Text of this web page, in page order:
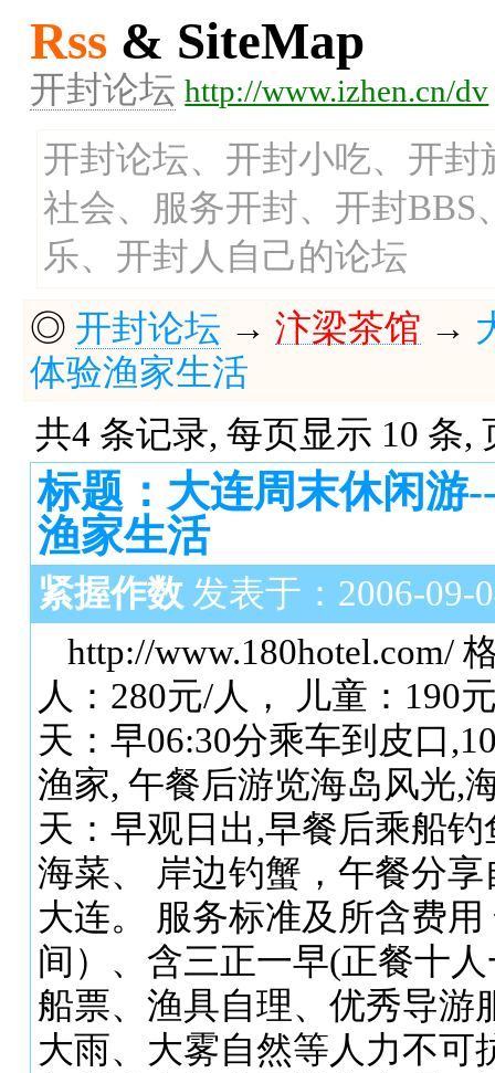
Rss & SiteMap
开封论坛 http://www.izhen.cn/dv
开封论坛、开封小吃、开
社会、服务开封、开封
乐、开封人自己的论坛
◎ 开封论坛 →汴梁茶馆 →
体验渔家生活
共4 条记录, 每页显示 10 条,
标题：大连周末休闲游
渔家生活
紧握作数 发表于：2006-09-
http://www.180hotel.com/
人：280元/人， 儿童：190
天：早06:30分乘车到皮口
渔家, 午餐后游览海岛风光,
天：早观日出,早餐后乘船
海菜、 岸边钓蟹，午餐分
大连。 服务标准及所含费
间）、含三正一早(正餐十
船票、渔具自理、优秀导游
大雨、大雾自然等人力不可